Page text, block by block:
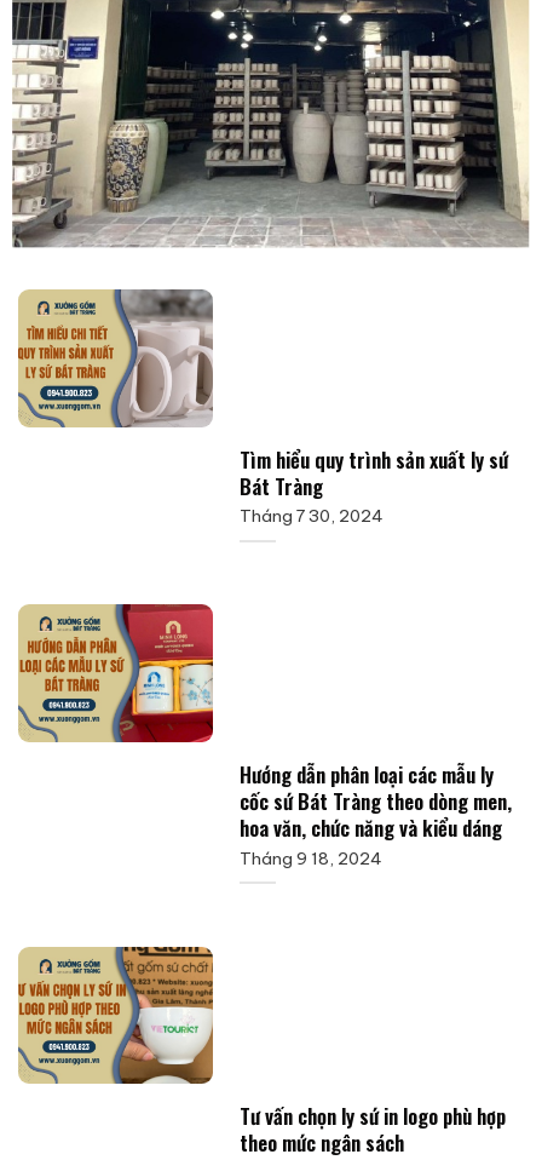
Tìm hiểu quy trình sản xuất ly sứ
Bát Tràng
Tháng 7 30, 2024
Hướng dẫn phân loại các mẫu ly
cốc sứ Bát Tràng theo dòng men,
hoa văn, chức năng và kiểu dáng
Tháng 9 18, 2024
Tư vấn chọn ly sứ in logo phù hợp
theo mức ngân sách